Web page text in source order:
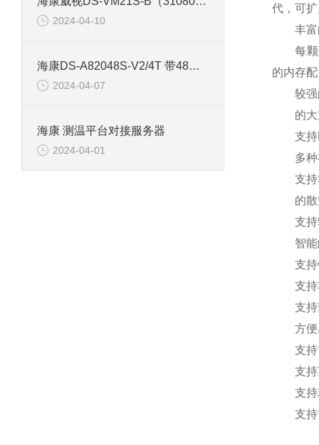
2024-04-10
海康DS-A82048S-V2/4T 带48片4T硬盘存储服务器
2024-04-07
海康 测温平台对接服务器
2024-04-01
代，可
丰富
每颗
的内存
较强
的大支
支持
多种
支持
的散
支持5-
智能
支持
支持
支持
方便
支持
支持
支持
支持